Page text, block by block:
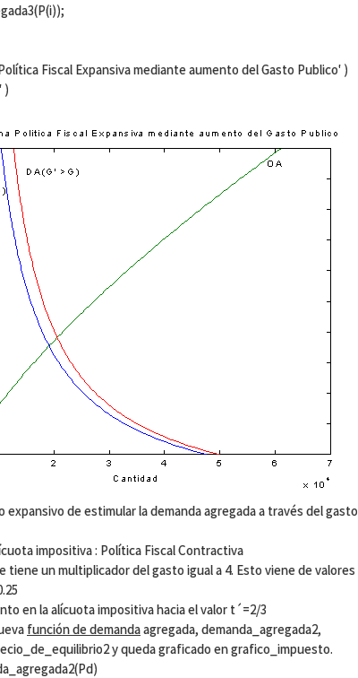
Fiscal Expansiva mediante aumento del Gasto Publico' )
)
expansivo de estimular la demanda agregada a través del gasto
impositiva : Política Fiscal Contractiva
tiene un multiplicador del gasto igual a 4. Esto viene de valores
en la alícuota impositiva hacia el valor t´=2/3
función de demandaagregada, demanda_agregada2,
y queda graficado en grafico_impuesto.